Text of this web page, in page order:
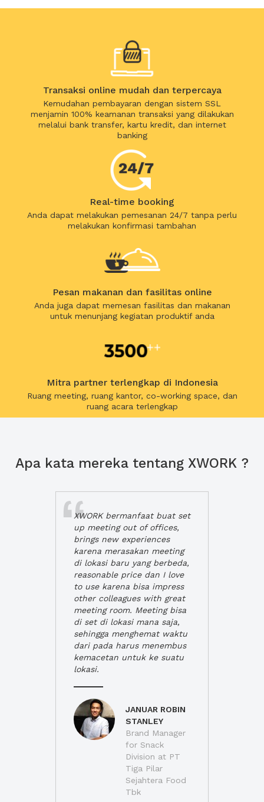
Transaksi online mudah dan terpercaya
Kemudahan pembayaran dengan sistem SSL
menjamin 100% keamanan transaksi yang dilakukan
melalui bank transfer, kartu kredit, dan internet
banking
Real-time booking
Anda dapat melakukan pemesanan 24/7 tanpa perlu
melakukan konfirmasi tambahan
Pesan makanan dan fasilitas online
Anda juga dapat memesan fasilitas dan makanan
untuk menunjang kegiatan produktif anda
Mitra partner terlengkap di Indonesia
Ruang meeting, ruang kantor, co-working space, dan
ruang acara terlengkap
Apa kata mereka tentang XWORK ?
XWORK bermanfaat buat set
up meeting out of offices,
brings new experiences
karena merasakan meeting
di lokasi baru yang berbeda,
reasonable price dan I love
to use karena bisa impress
other colleagues with great
meeting room. Meeting bisa
di set di lokasi mana saja,
sehingga menghemat waktu
dari pada harus menembus
kemacetan untuk ke suatu
lokasi.
JANUAR ROBIN
STANLEY
Brand Manager
for Snack
Division at PT
Tiga Pilar
Sejahtera Food
Tbk